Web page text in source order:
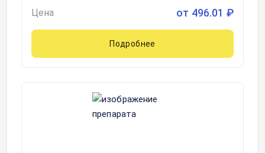
Цена от 496.01 ₽
Подробнее